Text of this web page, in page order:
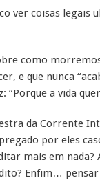
ver coisas legais
como
e que nunca
“Porque a vida
da Corrente
por eles
mais em
Enfim…